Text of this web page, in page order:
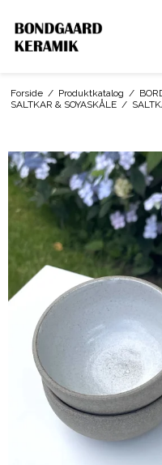
Forside / Produktkatalog /
SALTKAR & SOYASKÅLE /